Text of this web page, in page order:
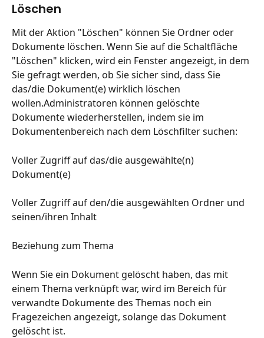
Löschen
Mit der Aktion "Löschen" können Sie Ordner oder
Dokumente löschen. Wenn Sie auf die Schaltfläche
"Löschen" klicken, wird ein Fenster angezeigt, in dem
Sie gefragt werden, ob Sie sicher sind, dass Sie
das/die Dokument(e) wirklich löschen
wollen.Administratoren können gelöschte
Dokumente wiederherstellen, indem sie im
Dokumentenbereich nach dem Löschfilter suchen:
Voller Zugriff auf das/die ausgewählte(n)
Dokument(e)
Voller Zugriff auf den/die ausgewählten Ordner und
seinen/ihren Inhalt
Beziehung zum Thema
Wenn Sie ein Dokument gelöscht haben, das mit
einem Thema verknüpft war, wird im Bereich für
verwandte Dokumente des Themas noch ein
Fragezeichen angezeigt, solange das Dokument
gelöscht ist.